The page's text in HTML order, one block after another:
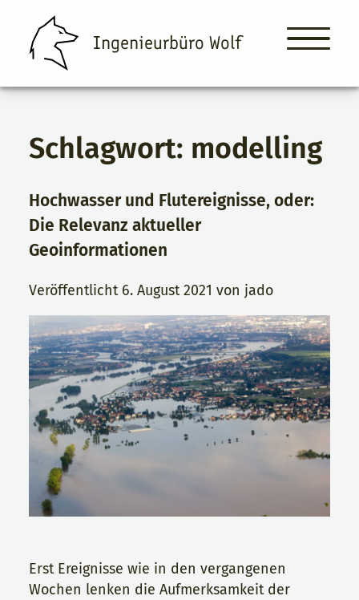
Ingenieurbüro Wolf
Ingenieurbüro Wolf
Über Uns
Schlagwort: modelling
Hochwasser und Flutereignisse, oder:
Die Relevanz aktueller
Geoinformationen
Veröffentlicht 6. August 2021 von jado
Erst Ereignisse wie in den vergangenen
Wochen lenken die Aufmerksamkeit der